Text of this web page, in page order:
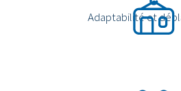
Adaptabilité et